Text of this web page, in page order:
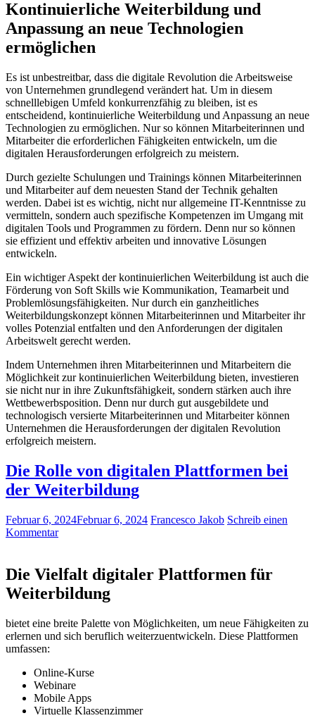
Kontinuierliche Weiterbildung ⁢und
Anpassung ⁣an neue⁢ Technologien
ermöglichen
Es ist⁤ unbestreitbar, dass​ die digitale Revolution die Arbeitsweise
von Unternehmen‌ grundlegend verändert hat. Um ‌in diesem
‌schnelllebigen ‌Umfeld ‍konkurrenzfähig ‍zu bleiben, ist es
entscheidend, kontinuierliche Weiterbildung und Anpassung an neue
⁣Technologien ‌zu ermöglichen. Nur​ so können​ Mitarbeiterinnen‍ und
Mitarbeiter ⁤die erforderlichen Fähigkeiten entwickeln, um ⁣die
digitalen Herausforderungen erfolgreich zu ⁣meistern.
Durch ⁤gezielte Schulungen ⁢und Trainings können ⁢Mitarbeiterinnen
und Mitarbeiter auf dem neuesten‍ Stand der Technik gehalten
werden. Dabei ist es‌ wichtig, nicht nur ‌allgemeine IT-Kenntnisse zu​
vermitteln, ⁢sondern auch spezifische Kompetenzen⁢ im Umgang mit
digitalen Tools​ und ⁢Programmen zu fördern. Denn nur ‌so können
sie ⁤effizient ‍und effektiv arbeiten und innovative Lösungen
entwickeln.
Ein wichtiger Aspekt der kontinuierlichen ⁣Weiterbildung ist ‍auch die
‌Förderung ⁢von Soft Skills wie Kommunikation,‍ Teamarbeit und‌
Problemlösungsfähigkeiten. Nur durch ein ganzheitliches
‌Weiterbildungskonzept⁢ können Mitarbeiterinnen und Mitarbeiter ihr
volles‍ Potenzial ‌entfalten und den Anforderungen der digitalen⁣
Arbeitswelt gerecht werden.
Indem Unternehmen ihren​ Mitarbeiterinnen und Mitarbeitern die
Möglichkeit ‌zur kontinuierlichen Weiterbildung⁣ bieten, ‍investieren
sie nicht‍ nur in⁢ ihre‌ Zukunftsfähigkeit, ⁣sondern stärken‌ auch‍ ihre
‌Wettbewerbsposition. ‍Denn ⁤nur‌ durch ⁣gut ausgebildete und
technologisch​ versierte Mitarbeiterinnen ‍und Mitarbeiter können
Unternehmen die Herausforderungen‌ der⁣ digitalen Revolution
erfolgreich meistern.
Die Rolle von digitalen Plattformen bei
der Weiterbildung
Februar 6, 2024Februar 6, 2024 Francesco Jakob Schreib einen
Kommentar
Die Vielfalt digitaler Plattformen für
Weiterbildung
bietet eine breite Palette von Möglichkeiten, um neue Fähigkeiten‌ zu‌
erlernen und​ sich ‍beruflich weiterzuentwickeln. Diese Plattformen​
umfassen:
Online-Kurse
Webinare
Mobile ⁤Apps
Virtuelle ​Klassenzimmer